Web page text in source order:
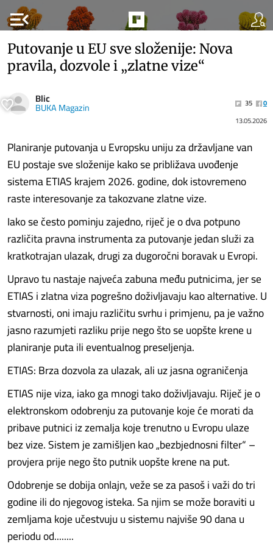
menu_open
Putovanje u EU sve složenije: Nova
pravila, dozvole i „zlatne vize“
Blic
BUKA Magazin 35
0
13.05.2026
Planiranje putovanja u Evropsku uniju za državljane van
EU postaje sve složenije kako se približava uvođenje
sistema ETIAS krajem 2026. godine, dok istovremeno
raste interesovanje za takozvane zlatne vize.
Iako se često pominju zajedno, riječ je o dva potpuno
različita pravna instrumenta za putovanje jedan služi za
kratkotrajan ulazak, drugi za dugoročni boravak u Evropi.
Upravo tu nastaje najveća zabuna među putnicima, jer se
ETIAS i zlatna viza pogrešno doživljavaju kao alternative. U
stvarnosti, oni imaju različitu svrhu i primjenu, pa je važno
jasno razumjeti razliku prije nego što se uopšte krene u
planiranje puta ili eventualnog preseljenja.
ETIAS: Brza dozvola za ulazak, ali uz jasna ograničenja
ETIAS nije viza, iako ga mnogi tako doživljavaju. Riječ je o
elektronskom odobrenju za putovanje koje će morati da
pribave putnici iz zemalja koje trenutno u Evropu ulaze
bez vize. Sistem je zamišljen kao „bezbjednosni filter“ –
provjera prije nego što putnik uopšte krene na put.
Odobrenje se dobija onlajn, veže se za pasoš i važi do tri
godine ili do njegovog isteka. Sa njim se može boraviti u
zemljama koje učestvuju u sistemu najviše 90 dana u
periodu od........